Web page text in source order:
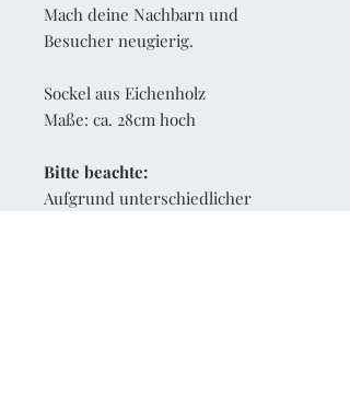
Mach deine Nachbarn und
Besucher neugierig.
Sockel aus Eichenholz
Maße: ca. 28cm hoch
Bitte beachte:
Aufgrund unterschiedlicher